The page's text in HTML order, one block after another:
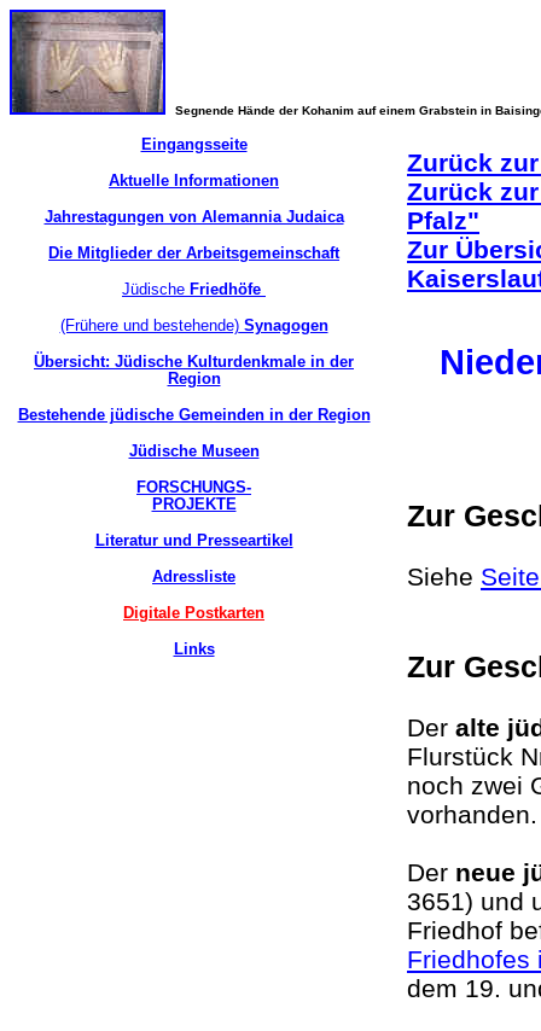
Segnende Hände der Kohanim auf einem Grabstein in
Eingangsseite
Aktuelle Informationen
Jahrestagungen von Alemannia Judaica
Die Mitglieder der Arbeitsgemeinschaft
Jüdische Friedhöfe
(Frühere und bestehende)Synagogen
Übersicht: Jüdische Kulturdenkmale in der
Region
Bestehende jüdische Gemeinden in der Region
Jüdische Museen
FORSCHUNGS-
PROJEKTE
Literatur und Presseartikel
Adressliste
Digitale Postkarten
Links
Zurück
Zurück
Pfalz"
Zur
Zur
Siehe
Zur
Der alte
Flurstück
noch zwei
Der neue
3651) und
Friedhof
Friedhofes
dem 19.